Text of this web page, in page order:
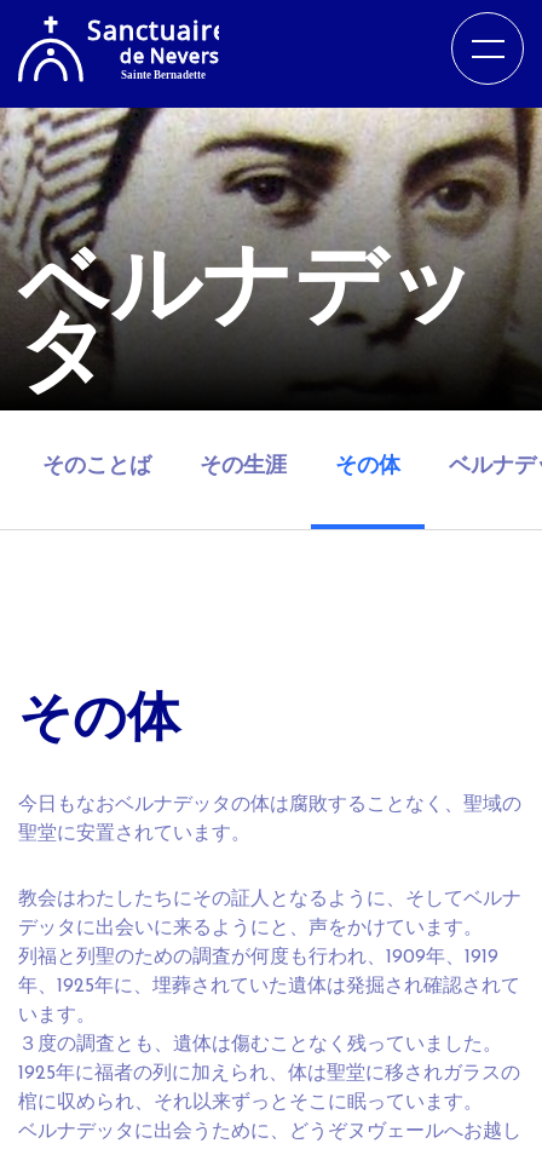
ベルナデッ
タ
そのことば その生涯 その体 ベルナデ
その体
今日もなおベルナデッタの体は腐敗することなく、聖域の
聖堂に安置されています。
教会はわたしたちにその証人となるように、そしてベルナ
デッタに出会いに来るようにと、声をかけています。
列福と列聖のための調査が何度も行われ、1909年、1919
年、1925年に、埋葬されていた遺体は発掘され確認されて
います。
３度の調査とも、遺体は傷むことなく残っていました。
1925年に福者の列に加えられ、体は聖堂に移されガラスの
棺に収められ、それ以来ずっとそこに眠っています。
ベルナデッタに出会うために、どうぞヌヴェールへお越し